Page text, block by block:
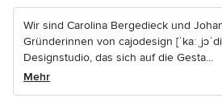
Wir sind Carolina Bergedieck und
Gründerinnen von cajodesign
Designstudio, das sich auf die Gesta...
Mehr